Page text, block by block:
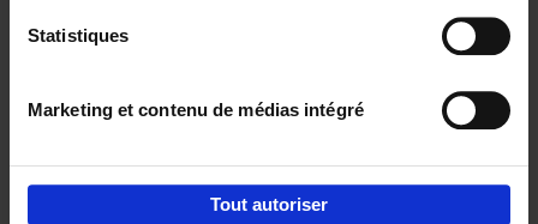
Statistiques
Marketing et contenu de médias intégré
Tout autoriser